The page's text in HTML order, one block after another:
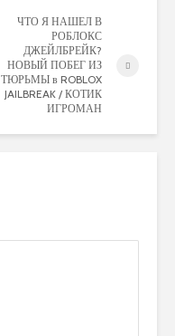
ЧТО Я НАШЕЛ В
РОБЛОКС
ДЖЕЙЛБРЕЙК?
НОВЫЙ ПОБЕГ ИЗ
ТЮРЬМЫ в ROBLOX
JAILBREAK / КОТИК
ИГРОМАН